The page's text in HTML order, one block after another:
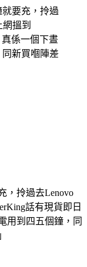
就要充，拎過
搵到
真係一個下晝
新買嗰陣差
，拎過去Lenovo
話有現貨即日
用到四五個鐘，同
」